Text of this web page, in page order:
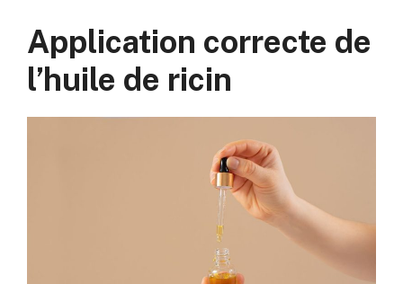
Application correcte de
l’huile de ricin